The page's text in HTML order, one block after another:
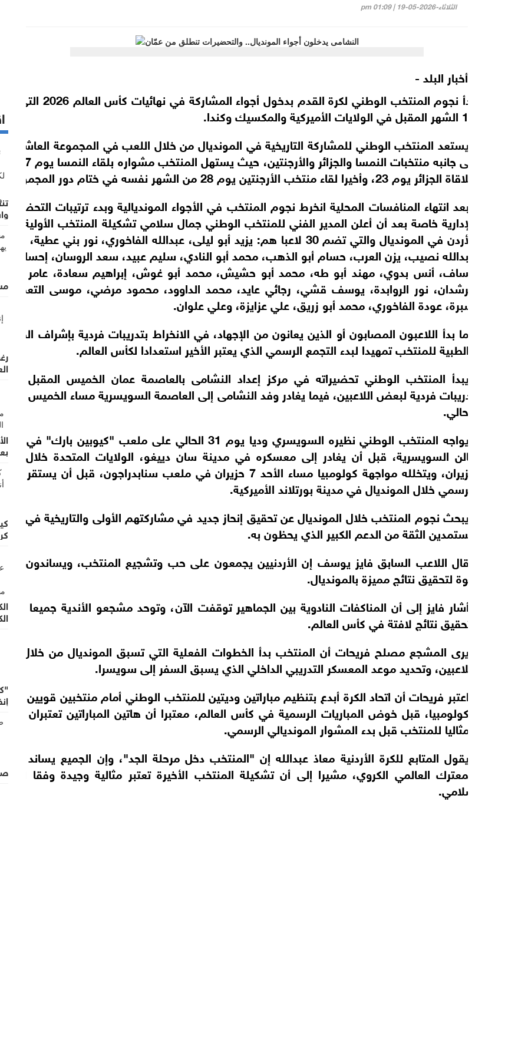
الثلاثاء-2026-05-19 | 01:09 pm
أخبار البلد -
بدأ نجوم المنتخب الوطني لكرة القدم بدخول أجواء
11 الشهر المقبل في الولايات الأميركية والمكسيك وكندا.
ويستعد المنتخب الوطني للمشاركة التاريخية في المونديال من خلال اللعب في المجموعة العاشرة
إلى جانبه
ملاقاة الجزائر يوم 23، وأخيرا لقاء منتخب الأرجنتين يوم 28 من الشهر نفسه في ختام دور المجموعات.
وبعد انتهاء المنافسات المحلية انخرط نجوم المنتخب في الأجواء المونديالية وبدء ترتيبات
الإدارية خاصة بعد أن أعلن المدير الفني للمنتخب الوطني جمال سلامي تشكيلة المنتخب الأولية
الأردن في المونديال والتي تضم 30 لاعبا هم: يزيد أبو ليلى، عبدالله الفاخوري، نور بني
عبدالله نصيب، يزن العرب، حسام أبو الذهب، محمد أبو النادي، سليم عبيد، سعد الروسان، إحسان
عساف، أنس بدوي، مهند أبو طه، محمد أبو حشيش، محمد أبو غوش، إبراهيم سعادة، عامر
الرشدان، نور الروابدة، يوسف قشي، رجائي عايد، محمد الداوود، محمود مرضي، موسى التعمري،
صبرة، عودة الفاخوري، محمد أبو زريق، علي عزايزة، وعلي علوان.
كما بدأ اللاعبون المصابون أو الذين يعانون من الإجهاد، في الانخراط بتدريبات فردية بإشراف
والطبية للمنتخب تمهيدا لبدء التجمع الرسمي الذي يعتبر الأخير استعدادا لكأس العالم.
ويبدأ المنتخب الوطني تحضيراته في مركز إعداد النشامى بالعاصمة عمان الخميس المقبل يسبقه
الحالي.
ويواجه المنتخب الوطني نظيره السويسري وديا يوم 31 الحالي على ملعب "كيوبين
حزيران، ويتخلله مواجهة كولومبيا مساء الأحد 7 حزيران في ملعب سنابدراجون، قبل أن
الرسمي خلال المونديال في مدينة بورتلاند الأميركية.
ويبحث نجوم المنتخب خلال المونديال عن تحقيق إنحاز جديد في مشاركتهم الأولى والتاريخية في كأس
مستمدين الثقة من الدعم الكبير الذي يحظون به.
وقال اللاعب السابق فايز يوسف إن الأردنيين يجمعون على حب وتشجيع المنتخب، ويساندون
قوة لتحقيق نتائج مميزة بالمونديال.
وأشار فايز إلى أن المناكفات النادوية بين الجماهير توقفت الآن، وتوحد مشجعو الأندية جميعا
لتحقيق نتائج لافتة في كأس العالم.
ويرى المشجع مصلح فريحات أن المنتخب بدأ الخطوات الفعلية التي تسبق المونديال من خلال
اللاعبين، وتحديد موعد المعسكر التدريبي الداخلي الذي يسبق السفر إلى سويسرا.
واعتبر فريحات أن اتحاد الكرة أبدع بتنظيم مباراتين وديتين للمنتخب الوطني أمام منتخبين قويين
وكولومبيا، قبل خوض المباريات الرسمية في كأس العالم، معتبرا أن هاتين المباراتين تعتبران
ومثاليا للمنتخب قبل بدء المشوار المونديالي الرسمي.
ويقول المتابع للكرة الأردنية معاذ عبدالله إن "المنتخب دخل مرحلة الجد"، وإن الجميع يساند
المعترك العالمي الكروي، مشيرا إلى أن تشكيلة المنتخب الأخيرة تعتبر مثالية وجيدة وفقا
سلامي.